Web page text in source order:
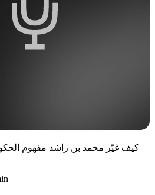
كيف غيّر محمد بن راشد مفهوم